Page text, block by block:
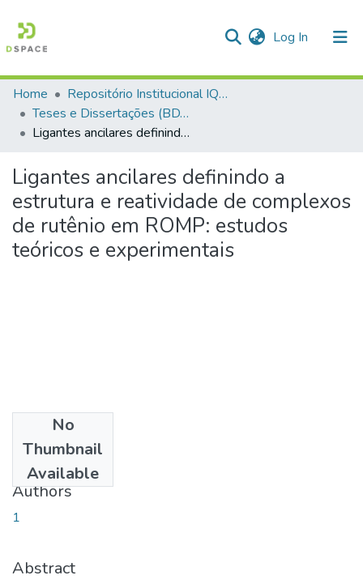
Log In (current)
Communities & Collections
All of DSpace
Statistics
Home
Repositório Institucional IQSC
Teses e Dissertações (BDTD USP)
Ligantes ancilares definindo a estrutura e reatividade de complexos de rutênio em ROMP: estudos teóricos e experimentais
Ligantes ancilares definindo a
estrutura e reatividade de complexos
de rutênio em ROMP: estudos
teóricos e experimentais
No
Thumbnail
Available
2016-11-21
Authors
1
Abstract